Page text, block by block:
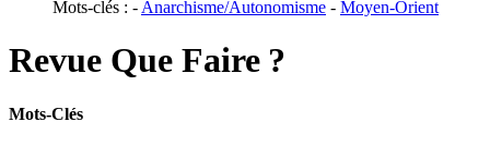
Mots-clés : - Anarchisme/Autonomisme - Moyen-Orient
Revue Que Faire ?
Mots-Clés